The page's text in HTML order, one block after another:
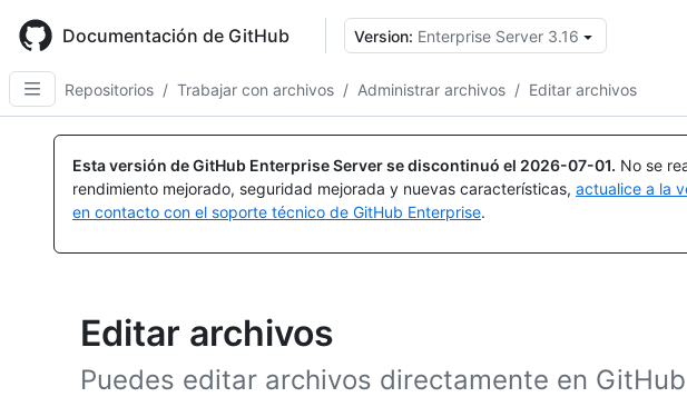
main
content
Documentación de GitHub Version: Enterprise Server 3.16
Repositorios / Trabajar con archivos / Administrar archivos / Editar archivos
Esta versión de GitHub Enterprise Server se discontinuó el 2026-07-01. No se
rendimiento mejorado, seguridad mejorada y nuevas características, actualice a la
en contacto con el soporte técnico de GitHub Enterprise.
Editar archivos
Puedes editar archivos directamente en